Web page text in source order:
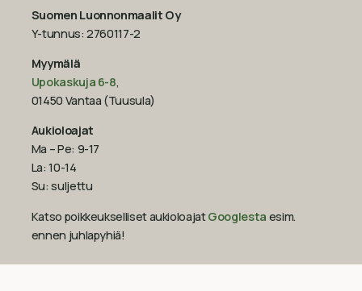
Suomen Luonnonmaalit Oy
Y-tunnus: 2760117-2
Myymälä
Upokaskuja 6-8,
01450 Vantaa (Tuusula)
Aukioloajat
Ma – Pe: 9-17
La: 10-14
Su: suljettu
Katso poikkeukselliset aukioloajatGooglesta esim.
ennen juhlapyhiä!‍